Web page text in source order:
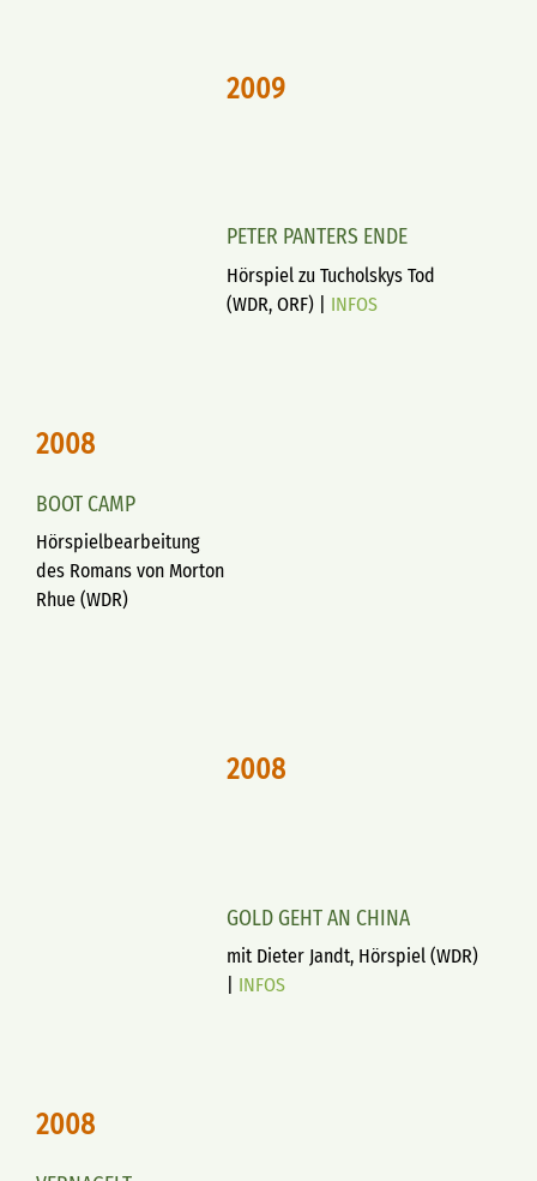
2009
PETER PANTERS ENDE
Hörspiel zu Tucholskys Tod
(WDR, ORF) | INFOS
2008
BOOT CAMP
Hörspielbearbeitung
des Romans von Morton
Rhue (WDR)
2008
GOLD GEHT AN CHINA
mit Dieter Jandt, Hörspiel (WDR)
INFOS
2008